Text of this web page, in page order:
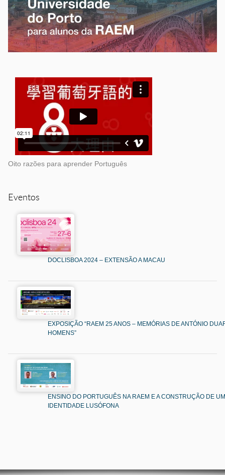
Oito razões para aprender Português
Eventos
DOCLISBOA 2024 – EXTENSÃO A MACAU
EXPOSIÇÃO “RAEM 25 ANOS – MEMÓRIAS DE ANTÓNIO
HOMENS”
ENSINO DO PORTUGUÊS NA RAEM E A CONSTRUÇÃO DE
IDENTIDADE LUSÓFONA